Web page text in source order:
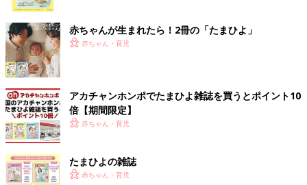
赤ちゃんが生まれたら！2冊の「たまひよ」
赤ちゃん・育児
アカチャンホンポでたまひよ雑誌を買うとポイント10
倍【期間限定】
赤ちゃん・育児
たまひよの雑誌
赤ちゃん・育児